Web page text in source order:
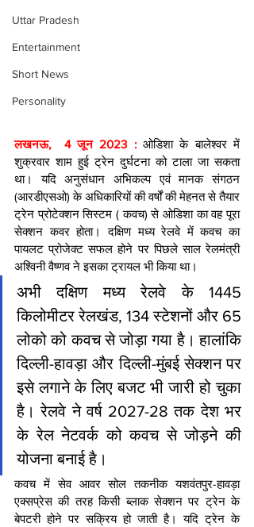
Uttar Pradesh
Entertainment
Short News
Personality
लखनऊ,  4 जून 2023 : ओडिशा के बालेश्वर में
शुक्रवार शाम हुई ट्रेन दुर्घटना को टाला जा सकता
था। यदि अनुसंधान अभिकल्प एवं मानक संगठन
(आरडीएसओ) के अधिकारियों की वर्षों की मेहनत से तैयार
ट्रेन प्रोटेक्शन सिस्टम ( कवच) से ओडिशा का वह पूरा
सेक्शन कवर होता। दक्षिण मध्य रेलवे में कवच का
पायलट प्रोजेक्ट सफल होने पर पिछले साल रेलमंत्री
अश्विनी वैष्णव ने इसका ट्रायल भी किया था।
अभी दक्षिण मध्य रेलवे के 1445
किलोमीटर रेलखंड, 134 स्टेशनों और 65
लोको को कवच से जोड़ा गया है। हालांकि
दिल्ली-हावड़ा और दिल्ली-मुंबई सेक्शन पर
इसे लगाने के लिए बजट भी जारी हो चुका
है। रेलवे ने वर्ष 2027-28 तक देश भर
के रेल नेटवर्क को कवच से जोड़ने की
योजना बनाई है।
कवच में सेव आवर सोल तकनीक यशवंतपुर-हावड़ा
एक्सप्रेस की तरह किसी ब्लाक सेक्शन पर ट्रेन के
बेपटरी होने पर सक्रिय हो जाती है। यदि ट्रेन के